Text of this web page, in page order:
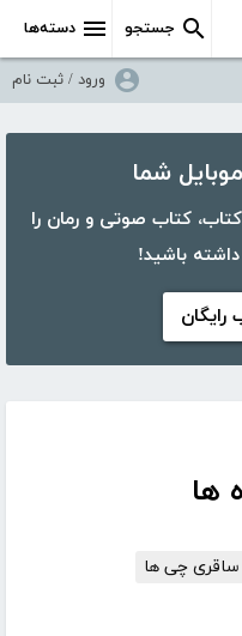
دسته‌ها جستجو
ورود / ثبت نام
با اپلیکیشن کتابراه، بیش از ۵۰،۰۰۰ کتاب، کتاب صوتی و رمان را
باشید!
رایگان
ها
چی ها